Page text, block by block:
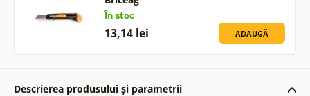
În stoc
13,14 lei ADAUGĂ
Descrierea produsului și parametrii